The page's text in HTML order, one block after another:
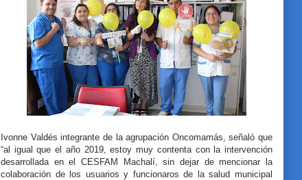
Ivonne Valdés integrante de la agrupación Oncomamás, señaló que
“al igual que el año 2019, estoy muy contenta con la intervención
desarrollada en el CESFAM Machalí, sin dejar de mencionar la
colaboración de los usuarios y funcionaros de la salud municipal